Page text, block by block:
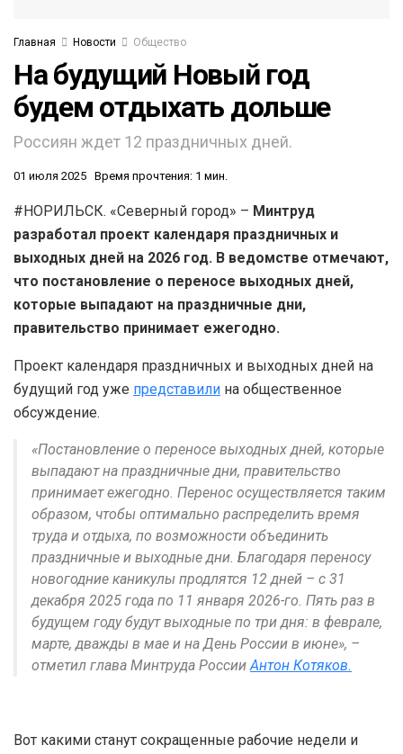
Главная Новости Общество
На будущий Новый год
будем отдыхать дольше
Россиян ждет 12 праздничных дней.
01 июля 2025 Время прочтения: 1 мин.
#НОРИЛЬСК. «Северный город» – Минтруд
разработал проект календаря праздничных и
выходных дней на 2026 год. В ведомстве отмечают,
что постановление о переносе выходных дней,
которые выпадают на праздничные дни,
правительство принимает ежегодно.
Проект календаря праздничных и выходных дней на
будущий год уже представили на общественное
обсуждение.
«Постановление о переносе выходных дней, которые
выпадают на праздничные дни, правительство
принимает ежегодно. Перенос осуществляется таким
образом, чтобы оптимально распределить время
труда и отдыха, по возможности объединить
праздничные и выходные дни. Благодаря переносу
новогодние каникулы продлятся 12 дней – с 31
декабря 2025 года по 11 января 2026-го. Пять раз в
будущем году будут выходные по три дня: в феврале,
марте, дважды в мае и на День России в июне», –
отметил глава Минтруда РоссииАнтон Котяков.
Вот какими станут сокращенные рабочие недели и